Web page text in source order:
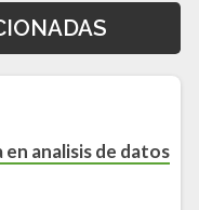
en analisis de datos​